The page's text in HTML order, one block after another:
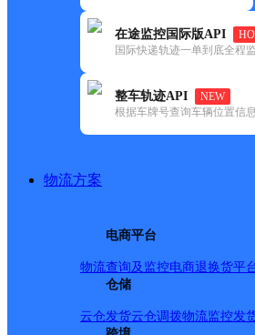
在途监控国际版API
国际快递轨迹一单到底全程
整车轨迹API
NEW
根据车牌号查询车辆位置信息
物流方案
电商平台
物流查询及监控电商退换货平
仓储
云仓发货云仓调拨物流监控发
极兔
昭通巧家县蒙姑
更新时间：2021-11-26
所属快递：极兔速递
所属区域：云南省-昭通市-巧家县
网点地址：云南省昭通市巧家县
网点负责人：